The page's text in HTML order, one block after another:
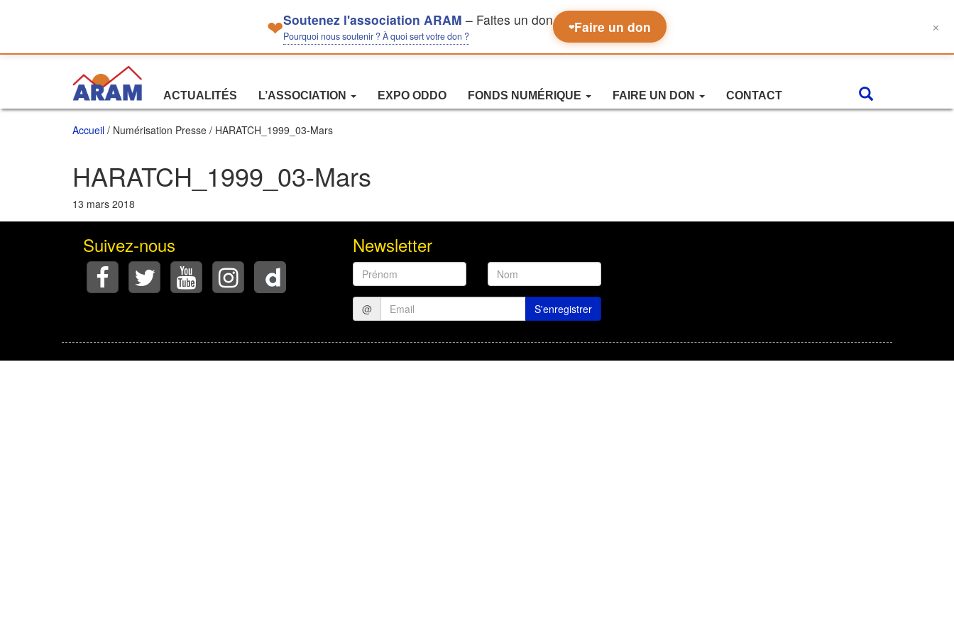
❤Soutenez l'association ARAM – Faites un don
Pourquoi nous soutenir ? À quoi sert votre don ?
❤Faire un don ✕
ACTUALITÉS L’ASSOCIATION EXPO ODDO FONDS NUMÉRIQUE FAIRE UN DON CONTACT
Accueil / Numérisation Presse / HARATCH_1999_03-Mars
HARATCH_1999_03-Mars
13 mars 2018
Suivez-nous Newsletter
Prénom Nom
@ S'enregistrer